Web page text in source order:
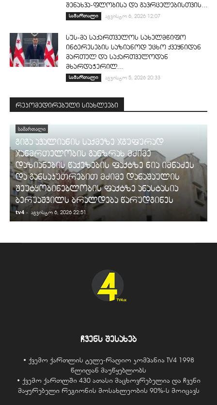
შენახვა-ფლობისა და გავრცელებისთვის...
სამართალი აგვისტო 6, 2026 12:07
სუს-მა საქართველოს სახელმწიფო
ინტერესების საზიანოდ უცხო ქვეყნიდან
მართულ და საქართველოდან
მხარდაჭერილ...
სამართალი აგვისტო 5, 2026 20:33
რეკომედირებული სიახლეები
ᲡᲐᲛᲐᲠᲗᲐᲚᲘ
გიგა ავალიანის საქმეზე ჯგუფურად
ჯანმრთელობის განზრახ მძიმე
დაზიანების წაქეზების ფაქტზე ნია იმნაძეს
და განსაკუთრებით მძიმე დანაშაულის
შეუტყობინებლობის ფაქტზე ანასტასია
ბერუაშვილს ბრალდება წარუდგინეს
tv4 - აგვისტო 6, 2026 22:51
ჩვენს შესახებ
• ქვემო ქართლის ტელე-რადიო კომპანია TV4 1998
წლიდან მაუწყებლობს
• ქვემო ქართლში 430 ათასი მაცხოვრებელია და ჩვენი
მაყურებელი რეგიონის მოსახლეობის 90%-ს მოიცავს